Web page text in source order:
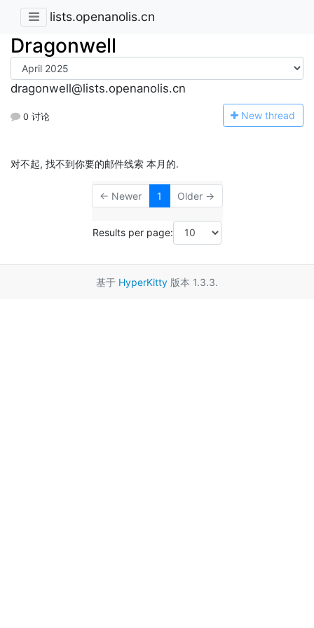
lists.openanolis.cn
Dragonwell
dragonwell@lists.openanolis.cn
0 讨论 New thread
对不起, 找不到你要的邮件线索 本月的.
← Newer 1 Older →
Results per page:
基于 HyperKitty 版本 1.3.3.